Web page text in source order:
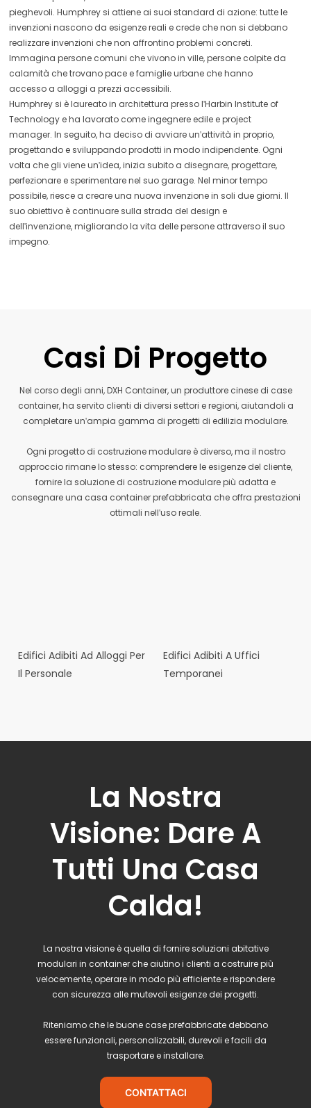
pieghevoli. Humphrey si attiene ai suoi standard di azione: tutte le
invenzioni nascono da esigenze reali e crede che non si debbano
realizzare invenzioni che non affrontino problemi concreti.
Immagina persone comuni che vivono in ville, persone colpite da
calamità che trovano pace e famiglie urbane che hanno
accesso a alloggi a prezzi accessibili.
Humphrey si è laureato in architettura presso l'Harbin Institute of
Technology e ha lavorato come ingegnere edile e project
manager. In seguito, ha deciso di avviare un'attività in proprio,
progettando e sviluppando prodotti in modo indipendente. Ogni
volta che gli viene un'idea, inizia subito a disegnare, progettare,
perfezionare e sperimentare nel suo garage. Nel minor tempo
possibile, riesce a creare una nuova invenzione in soli due giorni. Il
suo obiettivo è continuare sulla strada del design e
dell'invenzione, migliorando la vita delle persone attraverso il suo
impegno.
Casi Di Progetto
Nel corso degli anni, DXH Container, un produttore cinese di case
container, ha servito clienti di diversi settori e regioni, aiutandoli a
completare un'ampia gamma di progetti di edilizia modulare.
Ogni progetto di costruzione modulare è diverso, ma il nostro
approccio rimane lo stesso: comprendere le esigenze del cliente,
fornire la soluzione di costruzione modulare più adatta e
consegnare una casa container prefabbricata che offra prestazioni
ottimali nell'uso reale.
Edifici Adibiti Ad Alloggi Per
Il Personale
Edifici Adibiti A Uffici
Temporanei
La Nostra
Visione: Dare A
Tutti Una Casa
Calda!
La nostra visione è quella di fornire soluzioni abitative
modulari in container che aiutino i clienti a costruire più
velocemente, operare in modo più efficiente e rispondere
con sicurezza alle mutevoli esigenze dei progetti.
Riteniamo che le buone case prefabbricate debbano
essere funzionali, personalizzabili, durevoli e facili da
trasportare e installare.
CONTATTACI